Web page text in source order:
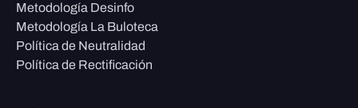
Metodología Desinfo
Metodología La Buloteca
Política de Neutralidad
Política de Rectificación